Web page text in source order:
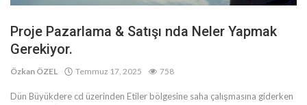
Proje Pazarlama & Satışı nda Neler Yapmak
Gerekiyor.
Özkan ÖZEL Temmuz 17, 2025 758
Dün Büyükdere cd üzerinden Etiler bölgesine saha çalışmasına giderken